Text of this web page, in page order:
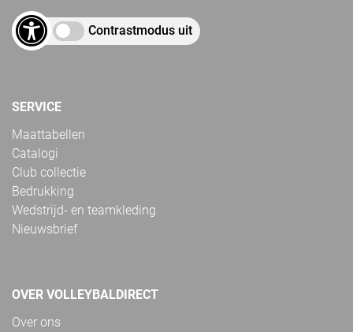
Contrastmodus uit
SERVICE
Maattabellen
Catalogi
Club collectie
Bedrukking
Wedstrijd- en teamkleding
Nieuwsbrief
OVER VOLLEYBALDIRECT
Over ons